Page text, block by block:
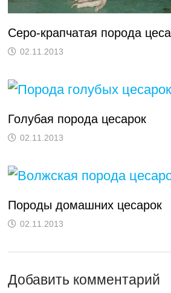
Серо-крапчатая порода
02.11.2013
Голубая порода цесарок
02.11.2013
Породы домашних цесарок
02.11.2013
Добавить комментарий